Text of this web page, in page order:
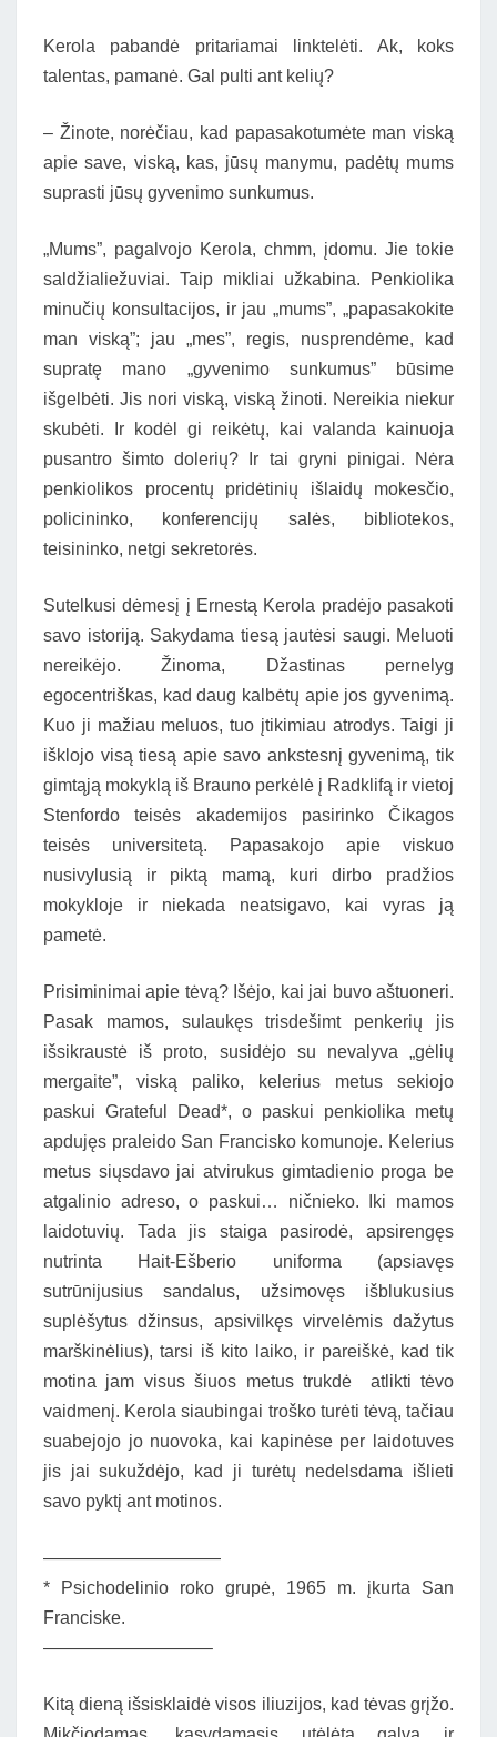
Kerola pabandė pritariamai linktelėti. Ak, koks
talentas, pamanė. Gal pulti ant kelių?
– Žinote, norėčiau, kad papasakotumėte man viską
apie save, viską, kas, jūsų manymu, padėtų mums
suprasti jūsų gyvenimo sunkumus.
„Mums”, pagalvojo Kerola, chmm, įdomu. Jie tokie
saldžialiežuviai. Taip mikliai užkabina. Penkiolika
minučių konsultacijos, ir jau „mums”, „papasakokite
man viską”; jau „mes”, regis, nusprendėme, kad
supratę mano „gyvenimo sunkumus” būsime
išgelbėti. Jis nori viską, viską žinoti. Nereikia niekur
skubėti. Ir kodėl gi reikėtų, kai valanda kainuoja
pusantro šimto dolerių? Ir tai gryni pinigai. Nėra
penkiolikos procentų pridėtinių išlaidų mokesčio,
policininko, konferencijų salės, bibliotekos,
teisininko, netgi sekretorės.
Sutelkusi dėmesį į Ernestą Kerola pradėjo pasakoti
savo istoriją. Sakydama tiesą jautėsi saugi. Meluoti
nereikėjo. Žinoma, Džastinas pernelyg
egocentriškas, kad daug kalbėtų apie jos gyvenimą.
Kuo ji mažiau meluos, tuo įtikimiau atrodys. Taigi ji
išklojo visą tiesą apie savo ankstesnį gyvenimą, tik
gimtąją mokyklą iš Brauno perkėlė į Radklifą ir vietoj
Stenfordo teisės akademijos pasirinko Čikagos
teisės universitetą. Papasakojo apie viskuo
nusivylusią ir piktą mamą, kuri dirbo pradžios
mokykloje ir niekada neatsigavo, kai vyras ją
pametė.
Prisiminimai apie tėvą? Išėjo, kai jai buvo aštuoneri.
Pasak mamos, sulaukęs trisdešimt penkerių jis
išsikraustė iš proto, susidėjo su nevalyva „gėlių
mergaite”, viską paliko, kelerius metus sekiojo
paskui Grateful Dead*, o paskui penkiolika metų
apdujęs praleido San Francisko komunoje. Kelerius
metus siųsdavo jai atvirukus gimtadienio proga be
atgalinio adreso, o paskui… ničnieko. Iki mamos
laidotuvių. Tada jis staiga pasirodė, apsirengęs
nutrinta Hait-Ešberio uniforma (apsiavęs
sutrūnijusius sandalus, užsimovęs išblukusius
suplėšytus džinsus, apsivilkęs virvelėmis dažytus
marškinėlius), tarsi iš kito laiko, ir pareiškė, kad tik
motina jam visus šiuos metus trukdė atlikti tėvo
vaidmenį. Kerola siaubingai troško turėti tėvą, tačiau
suabejojo jo nuovoka, kai kapinėse per laidotuves
jis jai sukuždėjo, kad ji turėtų nedelsdama išlieti
savo pyktį ant motinos.
——————————
* Psichodelinio roko grupė, 1965 m. įkurta San
Franciske.
—————————–
Kitą dieną išsisklaidė visos iliuzijos, kad tėvas grįžo.